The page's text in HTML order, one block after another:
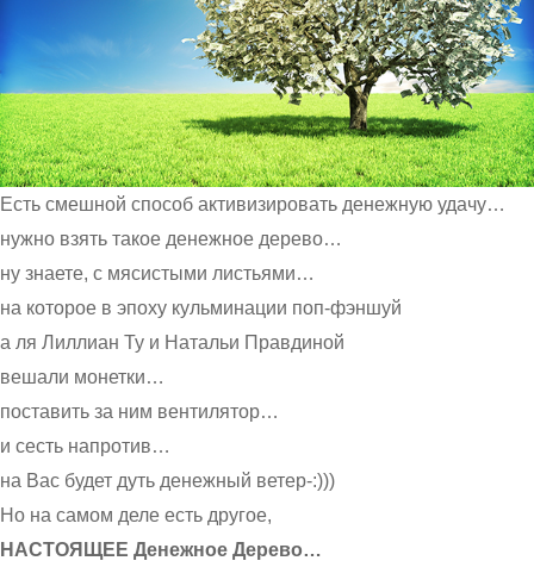
Есть смешной способ активизировать денежную удачу…
нужно взять такое денежное дерево…
ну знаете, с мясистыми листьями…
на которое в эпоху кульминации поп-фэншуй
а ля Лиллиан Ту и Натальи Правдиной
вешали монетки…
поставить за ним вентилятор…
и сесть напротив…
на Вас будет дуть денежный ветер-:)))
Но на самом деле есть другое,
НАСТОЯЩЕЕ Денежное Дерево…